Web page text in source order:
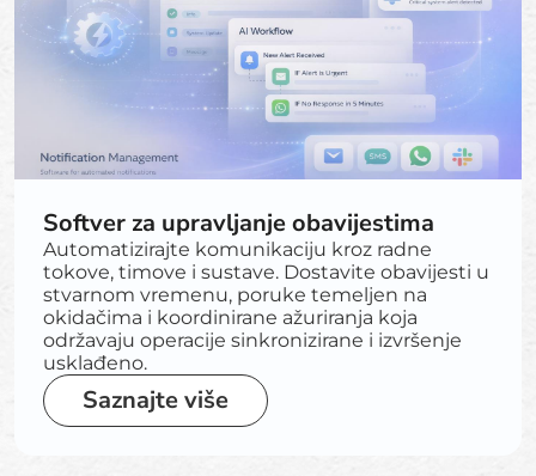
Softver za upravljanje obavijestima
Automatizirajte komunikaciju kroz radne
tokove, timove i sustave. Dostavite obavijesti u
stvarnom vremenu, poruke temeljen na
okidačima i koordinirane ažuriranja koja
održavaju operacije sinkronizirane i izvršenje
usklađeno.
Saznajte više